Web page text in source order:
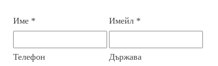
Име * Имейл *
Телефон Държава